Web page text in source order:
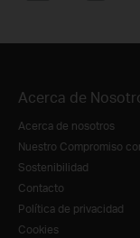
Acerca de
Acerca de nosotros
Nuestro Compromiso
Sostenibilidad
Contacto
Política de privacidad
Cookies